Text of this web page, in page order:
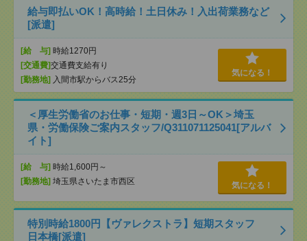
給与即払いOK！高時給！土日休み！入出荷業務など
[派遣]
[給 与] 時給1270円
[交通費]交通費支給有り
[勤務地] 入間市駅からバス25分
気になる！
＜厚生労働省のお仕事・短期・週3日～OK＞埼玉
県・労働保険ご案内スタッフ/Q311071125041[アルバ
イト]
[給 与] 時給1,600円～
[勤務地] 埼玉県さいたま市西区 気になる！
特別時給1800円【ヴァレクストラ】短期スタッフ
日本橋[派遣]